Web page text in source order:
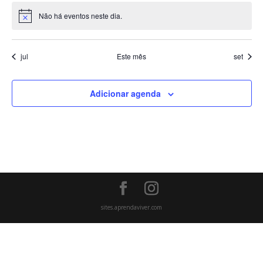
Notice Não há eventos neste dia.
jul Este mês set
Adicionar agenda
sites.aprendaviver.com